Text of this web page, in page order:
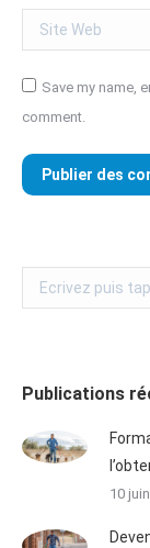
Site Web
Save my name,
comment.
Publier des
Publications
10